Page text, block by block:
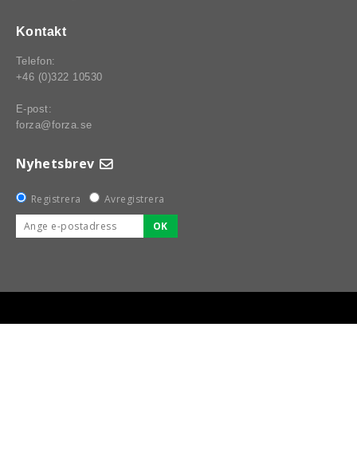
RALLY-RACING-DELAR
Kontakt
Telefon:
+46 (0)322 10530
E-post:
forza@forza.se
Nyhetsbrev
Registrera
Avregistrera
OK